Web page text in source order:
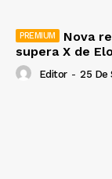
Nova
supera X de
Editor - 25 De